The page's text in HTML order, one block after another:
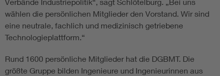
wählen die persönlichen Mitglieder den Vorstand. Wir sind
eine neutrale, fachlich und medizinisch getriebene
Technologieplattform.“
Rund 1600 persönliche Mitglieder hat die DGBMT. Die
größte Gruppe bilden Ingenieure und Ingenieurinnen aus